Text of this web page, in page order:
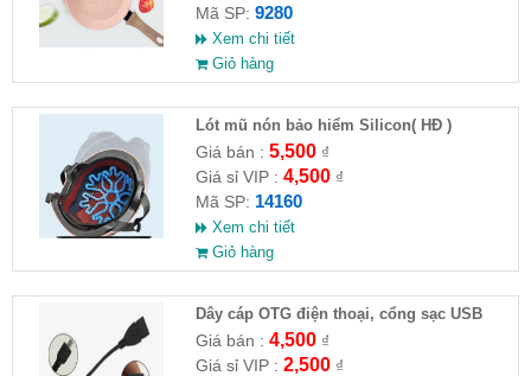
Mã SP: 9280
Xem chi tiết
Giỏ hàng
Lót mũ nón bảo hiểm Silicon( HĐ )
Giá bán : 5,500₫
Giá sỉ VIP : 4,500₫
Mã SP: 14160
Xem chi tiết
Giỏ hàng
Dây cáp OTG điện thoại, cổng sạc USB
Giá bán : 4,500₫
Giá sỉ VIP : 2,500₫